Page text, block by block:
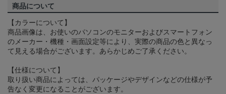
商品について
【カラーについて】
商品画像は、お使いのパソコンのモニターおよびスマートフォン
のメーカー・機種・画面設定等により、実際の商品の色と異なっ
て見える場合がございます。あらかじめご了承ください。
【仕様について】
取り扱い商品によっては、パッケージやデザインなどの仕様が予
告なく変更になることがございます。